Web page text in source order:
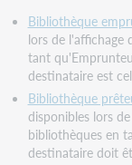
Bibliothèque
lors de l'affichage
tant
destinataire est
Bibliothèque
disponibles lors
bibliothèques en
destinataire doit